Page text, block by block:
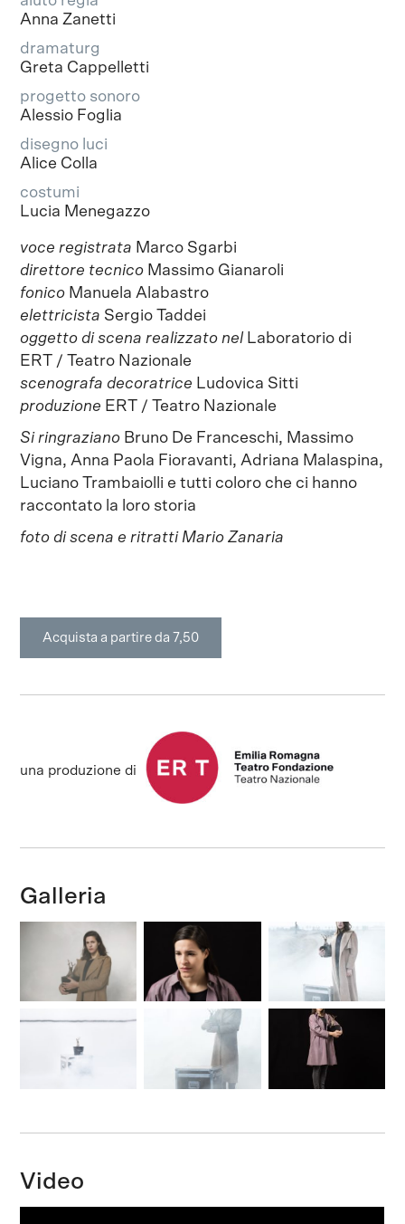
Anna Zanetti
dramaturg
Greta Cappelletti
progetto sonoro
Alessio Foglia
disegno luci
Alice Colla
costumi
Lucia Menegazzo
voce registrata Marco Sgarbi
direttore tecnico Massimo Gianaroli
fonico Manuela Alabastro
elettricista Sergio Taddei
oggetto di scena realizzato nel Laboratorio di
ERT / Teatro Nazionale
scenografa decoratrice Ludovica Sitti
produzione ERT / Teatro Nazionale
Si ringraziano Bruno De Franceschi, Massimo
Vigna, Anna Paola Fioravanti, Adriana Malaspina,
Luciano Trambaiolli e tutti coloro che ci hanno
raccontato la loro storia
foto di scena e ritratti Mario Zanaria
Acquista a partire da 7,50
una produzione di
Galleria
Video